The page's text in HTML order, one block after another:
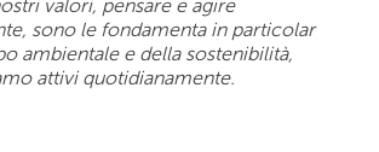
valori, pensare e agire
sono le fondamenta in particolar
ambientale e della sostenibilità,
attivi quotidianamente.